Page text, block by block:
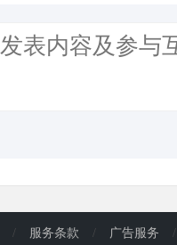
/ 服务条款 / 广告服务 /